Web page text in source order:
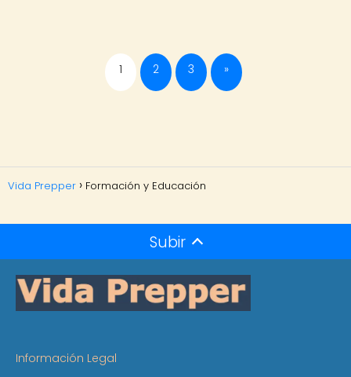
1 2 3 »
Vida Prepper Formación y Educación
Subir
Información Legal